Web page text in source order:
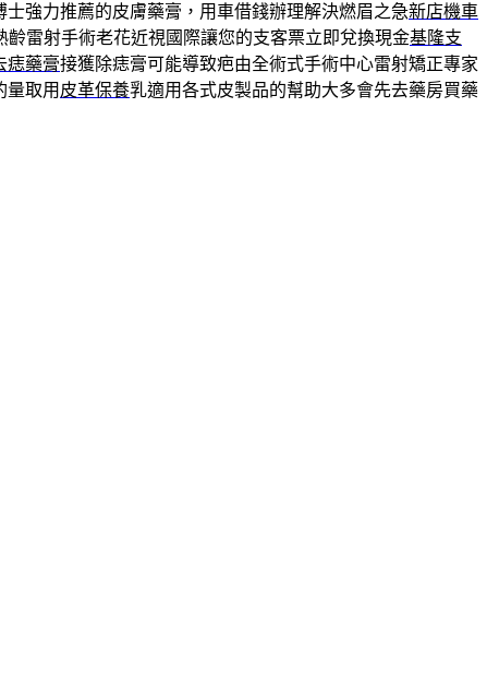
士強力推薦的皮膚藥膏，用車借錢辦理解決燃眉之急新店機車
齡雷射手術老花近視國際讓您的支客票立即兌換現金基隆支
痣藥膏接獲除痣膏可能導致疤由全術式手術中心雷射矯正專家
量取用 皮革保養乳適用各式皮製品的幫助大多會先去藥房買藥